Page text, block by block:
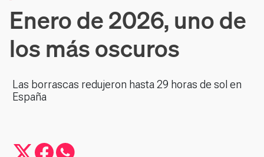
Enero de 2026, uno de
los más oscuros
Las borrascas redujeron hasta 29 horas de sol en
España